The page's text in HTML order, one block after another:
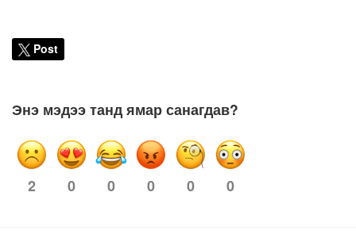
Post
Энэ мэдээ танд ямар санагдав?
2 0 0 0 0 0